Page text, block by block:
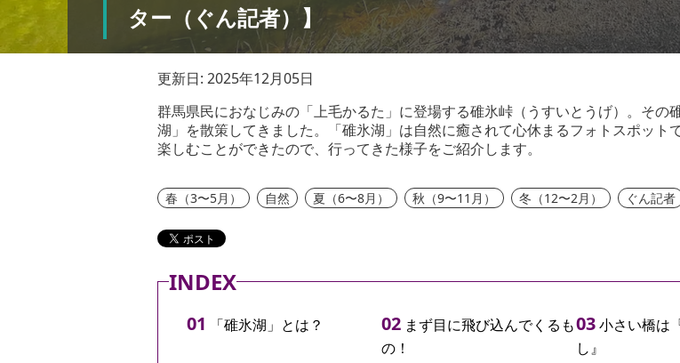
ター（ぐん記者）】
更新日: 2025年12月05日
群馬県民におなじみの「上毛かるた」に登場する碓氷峠（うすいとうげ）。その
湖」を散策してきました。「碓氷湖」は自然に癒されて心休まるフォトスポット
楽しむことができたので、行ってきた様子をご紹介します。
春（3〜5月） 自然 夏（6〜8月） 秋（9〜11月） 冬（12〜2月） ぐん記者
INDEX
「碓氷湖」とは？
まず目に飛び込んでくるも
の！
小さい橋は
し』